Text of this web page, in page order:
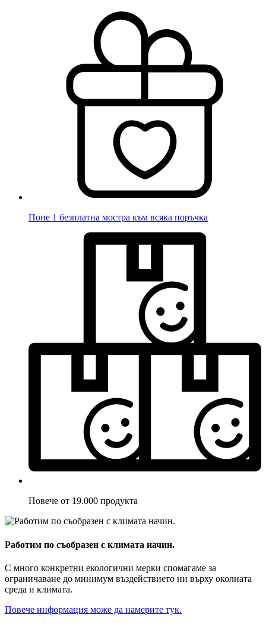
Поне 1 безплатна мостра към всяка поръчка
Повече от 19.000 продукта
Работим по съобразен с климата начин.
С много конкретни екологични мерки спомагаме за
ограничаване до минимум въздействието ни върху околната
среда и климата.
Повече информация може да намерите тук.